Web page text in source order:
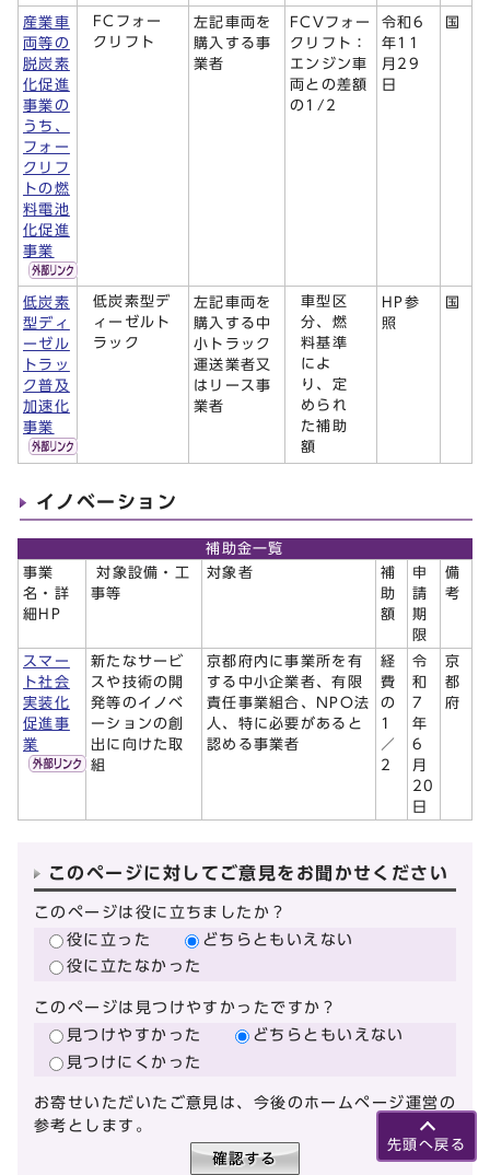
産業車
両等の
脱炭素
化促進
事業の
うち、
フォー
クリフ
トの燃
料電池
化促進
事業
FCフォー
クリフト
左記車両を
購入する事
業者
FCVフォー
クリフト：
エンジン車
両との差額
の1/2
令和6
年11
月29
日
国
低炭素
型ディ
ーゼル
トラッ
ク普及
加速化
事業
低炭素型デ
ィーゼルト
ラック
左記車両を
購入する中
小トラック
運送業者又
はリース事
業者
車型区
分、燃
料基準
によ
り、定
められ
た補助
額
HP参
照
国
イノベーション
補助金一覧
事業
名・詳
細HP
対象設備・工
事等
対象者
補
助
額
申
請
期
限
備
考
スマー
ト社会
実装化
促進事
業
新たなサービ
スや技術の開
発等のイノベ
ーションの創
出に向けた取
組
京都府内に事業所を有
する中小企業者、有限
責任事業組合、NPO法
人、特に必要があると
認める事業者
経
費
の
1
／
2
令
和
7
年
6
月
20
日
京
都
府
このページに対してご意見をお聞かせください
このページは役に立ちましたか？
役に立った
どちらともいえない
役に立たなかった
このページは見つけやすかったですか？
見つけやすかった
どちらともいえない
見つけにくかった
お寄せいただいたご意見は、今後のホームページ運営の
参考とします。
先頭へ戻る